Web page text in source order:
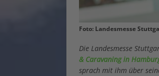
Foto: Landesmesse
Die Landesmesse
& Caravaning in
sprach mit ihm über